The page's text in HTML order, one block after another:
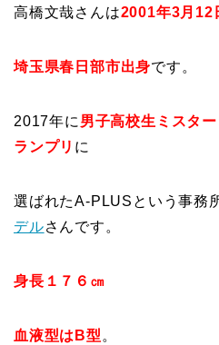
高橋文哉さんは2001年3月12
埼玉県春日部市出身です。
2017年に 男子高校生ミスタ
ランプリ に
選ばれたA-PLUSという事務
デルさんです。
身長１７６㎝
血液型はB型 。